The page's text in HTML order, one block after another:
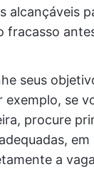
alcançáveis
fracasso
seus
exemplo, se
procure
em
a